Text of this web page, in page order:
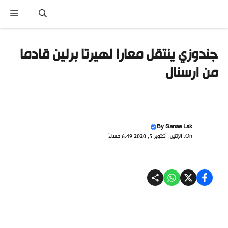
جندوزي ينتقل معارا لهيرتا برلين قادما
من ارسنال
BySanae Lak
On: الإثنين, أكتوبر 5, 2020 6:49 مساءً